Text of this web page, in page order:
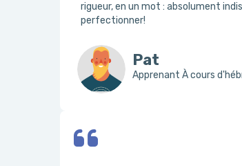
rigueur, en un mot : absolument
perfectionner!
Pat
Apprenant À cours